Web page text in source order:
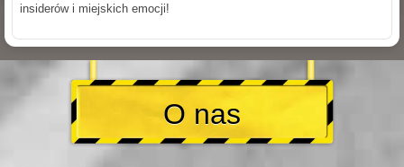
insiderów i miejskich emocji!
O nas